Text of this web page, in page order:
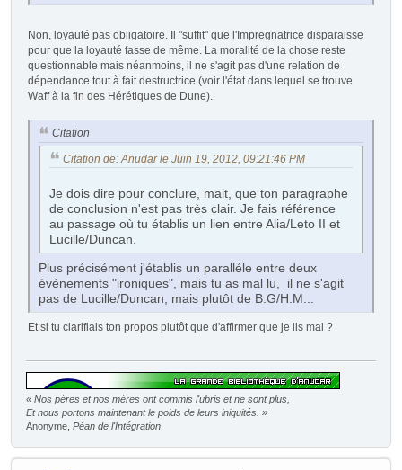
Non, loyauté pas obligatoire. Il "suffit" que l'Impregnatrice disparaisse
pour que la loyauté fasse de même. La moralité de la chose reste
questionnable mais néanmoins, il ne s'agit pas d'une relation de
dépendance tout à fait destructrice (voir l'état dans lequel se trouve
Waff à la fin des Hérétiques de Dune).
Citation
Citation de: Anudar le Juin 19, 2012, 09:21:46 PM
Je dois dire pour conclure, mait, que ton paragraphe
de conclusion n'est pas très clair. Je fais référence
au passage où tu établis un lien entre Alia/Leto II et
Lucille/Duncan.
Plus précisément j'établis un paralléle entre deux
évènements "ironiques", mais tu as mal lu, il ne s'agit
pas de Lucille/Duncan, mais plutôt de B.G/H.M...
Et si tu clarifiais ton propos plutôt que d'affirmer que je lis mal ?
« Nos pères et nos mères ont commis l'ubris et ne sont plus,
Et nous portons maintenant le poids de leurs iniquités. »
Anonyme, Péan de l'Intégration.